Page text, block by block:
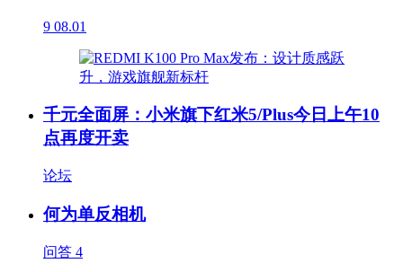
9 08.01
千元全面屏：小米旗下红米5/Plus今日上午10
点再度开卖
论坛
何为单反相机
问答 4